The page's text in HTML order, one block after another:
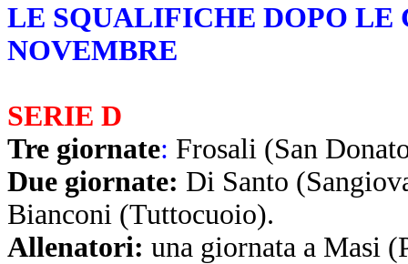
LE SQUALIFICHE DOPO LE
NOVEMBRE
SERIE D
Tre giornate: Frosali (San
Due giornate: Di Santo
Bianconi (Tuttocuoio).
Allenatori: una giornata a Masi